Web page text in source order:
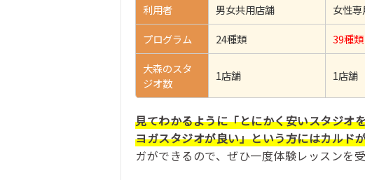
利用者 男女共用店舗 女性
プログラム
24種類 39種類
大森のスタ
ジオ数
1店舗 1店舗
見てわかるように「とにかく安いスタジオ
ヨガスタジオが良い」という方にはカルド
ガができるので、ぜひ一度体験レッスンを